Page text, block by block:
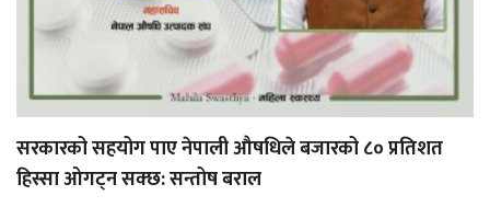
सरकारको सहयोग पाए नेपाली औषधिले बजारको ८० प्रतिशत
हिस्सा ओगट्न सक्छ: सन्तोष बराल